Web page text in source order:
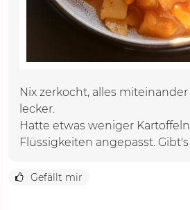
Nix zerkocht, alles
lecker.
Hatte etwas weniger
Flüssigkeiten angepasst.
Gefällt mir